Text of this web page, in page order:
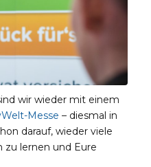
wir wieder mit einem
Messe – diesmal in
darauf, wieder viele
zu lernen und Eure